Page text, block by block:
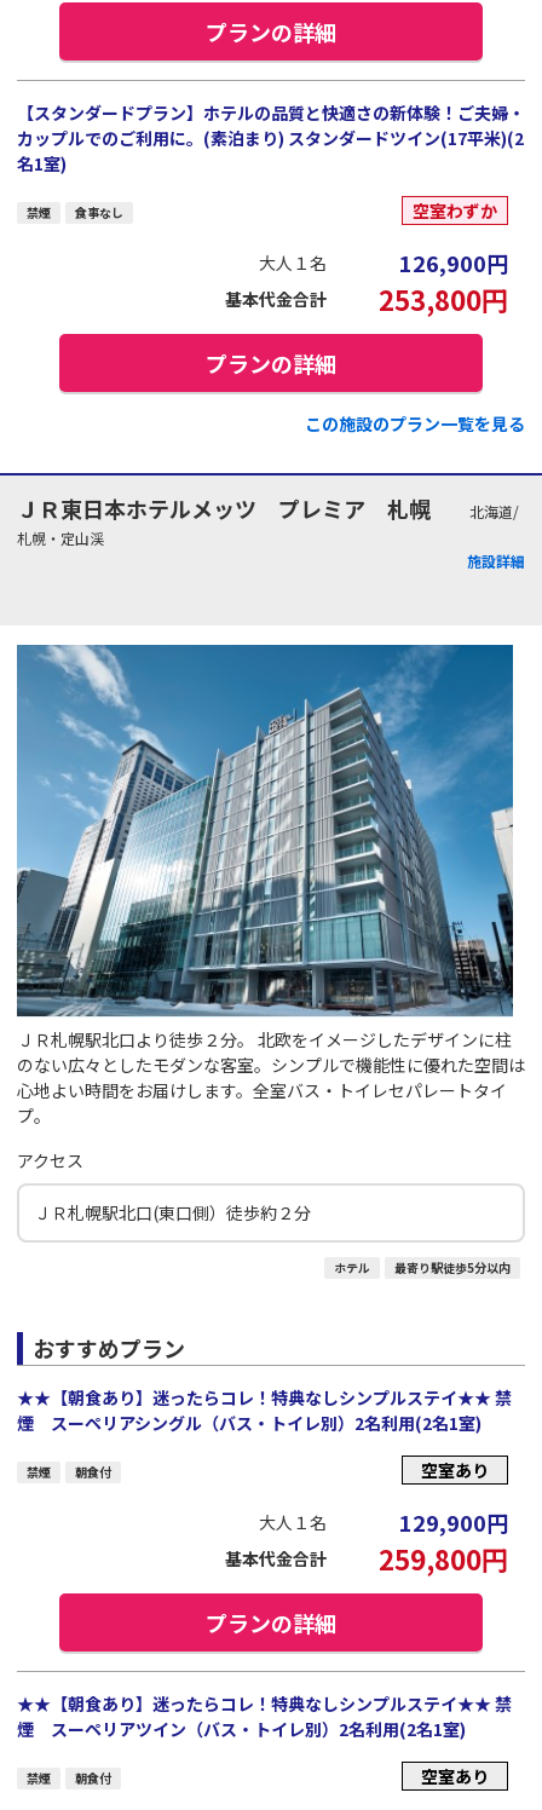
プランの詳細
【スタンダードプラン】ホテルの品質と快適さの新体験！ご夫婦・
カップルでのご利用に。(素泊まり) スタンダードツイン(17平米)(2
名1室)
禁煙 食事なし 空室わずか
大人１名 126,900円
基本代金合計 253,800円
プランの詳細
この施設のプラン一覧を見る
ＪＲ東日本ホテルメッツ プレミア 札幌
北海道/
札幌・定山渓
施設詳細
ＪＲ札幌駅北口より徒歩２分。 北欧をイメージしたデザインに柱
のない広々としたモダンな客室。シンプルで機能性に優れた空間は
心地よい時間をお届けします。全室バス・トイレセパレートタイ
プ。
アクセス
ＪＲ札幌駅北口(東口側）徒歩約２分
ホテル 最寄り駅徒歩5分以内
おすすめプラン
★★【朝食あり】迷ったらコレ！特典なしシンプルステイ★★ 禁
煙 スーペリアシングル（バス・トイレ別）2名利用(2名1室)
禁煙 朝食付 空室あり
大人１名 129,900円
基本代金合計 259,800円
プランの詳細
★★【朝食あり】迷ったらコレ！特典なしシンプルステイ★★ 禁
煙 スーペリアツイン（バス・トイレ別）2名利用(2名1室)
禁煙 朝食付 空室あり